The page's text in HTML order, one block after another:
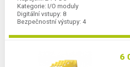
Kategorie: I/O moduly
Digitální vstupy: 8
Bezpečnostní výstupy: 4
6